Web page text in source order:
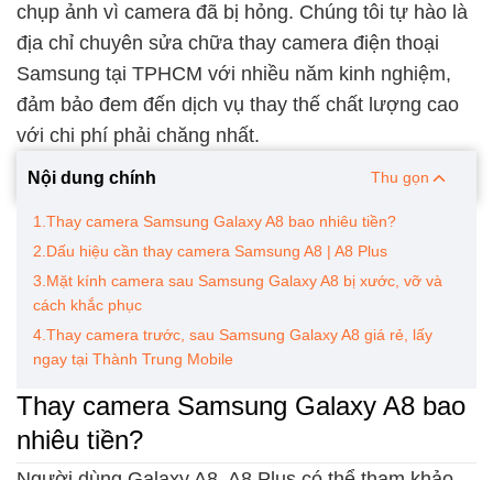
chụp ảnh vì camera đã bị hỏng. Chúng tôi tự hào là
địa chỉ chuyên sửa chữa thay camera điện thoại
Samsung tại TPHCM với nhiều năm kinh nghiệm,
đảm bảo đem đến dịch vụ thay thế chất lượng cao
với chi phí phải chăng nhất.
Nội dung chính Thu gọn
1.Thay camera Samsung Galaxy A8 bao nhiêu tiền?
2.Dấu hiệu cần thay camera Samsung A8 | A8 Plus
3.Mặt kính camera sau Samsung Galaxy A8 bị xước, vỡ và
cách khắc phục
4.Thay camera trước, sau Samsung Galaxy A8 giá rẻ, lấy
ngay tại Thành Trung Mobile
Thay camera Samsung Galaxy A8 bao
nhiêu tiền?